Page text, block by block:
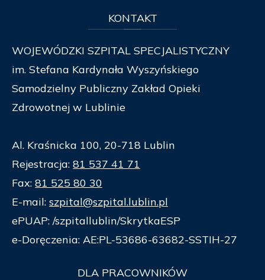
KONTAKT
WOJEWÓDZKI SZPITAL SPECJALISTYCZNY
im. Stefana Kardynała Wyszyńskiego
Samodzielny Publiczny Zakład Opieki
Zdrowotnej w Lublinie
Al. Kraśnicka 100, 20-718 Lublin
Rejestracja: 81 537 41 71
Fax: 81 525 80 30
E-mail: szpital@szpital.lublin.pl
ePUAP: /szpitallublin/SkrytkaESP
e-Doręczenia: AE:PL-53686-63682-SSTIH-27
DLA PRACOWNIKÓW